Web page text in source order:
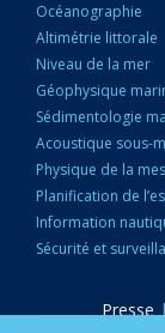
Océanographie
Altimétrie littorale
Niveau de la mer
Géophysique
Sédimentologie
Acoustique sous-
Physique de la
Planification de
Information
Sécurité et
Presse